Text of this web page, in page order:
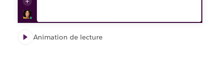
Animation de lecture